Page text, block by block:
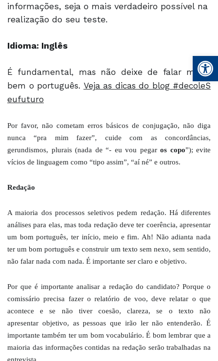
informações, seja o mais verdadeiro possível na
realização do seu teste.
Idioma: Inglês
É fundamental, mas não deixe de falar muito
bem o português. Veja as dicas do blog #decoleS
eufuturo
Por favor, não cometam erros básicos de conjugação, não diga
nunca “pra mim fazer”, cuide com as concordâncias,
gerundismos, plurais (nada de “- eu vou pegar os copo”); evite
vícios de linguagem como “tipo assim”, “aí né” e outros.
Redação
A maioria dos processos seletivos pedem redação. Há diferentes
análises para elas, mas toda redação deve ter coerência, apresentar
um bom português, ter início, meio e fim. Ah! Não adianta nada
ter um bom português e construir um texto sem nexo, sem sentido,
não falar nada com nada. É importante ser claro e objetivo.
Por que é importante analisar a redação do candidato? Porque o
comissário precisa fazer o relatório de voo, deve relatar o que
acontece e se não tiver coesão, clareza, se o texto não
apresentar objetivo, as pessoas que irão ler não entenderão. É
importante também ter um bom vocabulário. É bom lembrar que a
maioria das informações contidas na redação serão trabalhadas na
entrevista.